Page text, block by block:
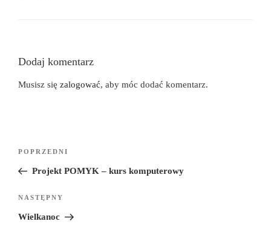
Dodaj komentarz
Musisz się zalogować, aby móc dodać komentarz.
Poprzedni
wpis
POPRZEDNI
Projekt POMYK – kurs komputerowy
Następny
wpis
NASTĘPNY
Wielkanoc